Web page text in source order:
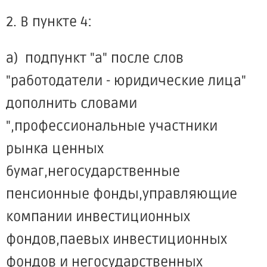
2. В пункте 4:
а) подпункт "а" после слов
"работодатели - юридические лица"
дополнить словами
",профессиональные участники
рынка ценных
бумаг,негосударственные
пенсионные фонды,управляющие
компании инвестиционных
фондов,паевых инвестиционных
фондов и негосударственных